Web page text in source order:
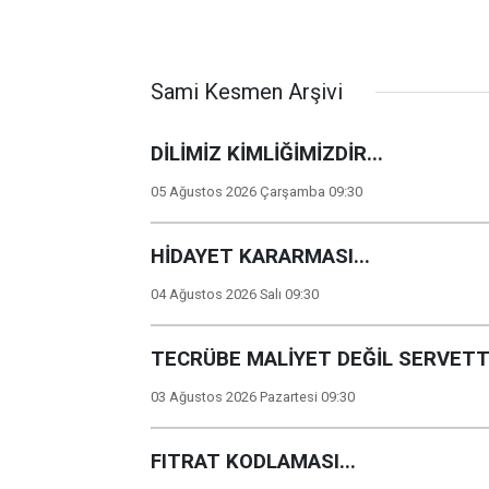
Sami Kesmen Arşivi
DİLİMİZ KİMLİĞİMİZDİR...
05 Ağustos 2026 Çarşamba 09:30
HİDAYET KARARMASI...
04 Ağustos 2026 Salı 09:30
TECRÜBE MALİYET DEĞİL
03 Ağustos 2026 Pazartesi 09:30
FITRAT KODLAMASI...